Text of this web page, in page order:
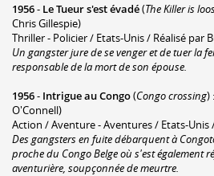
1956- Le Tueur s'est évadé(The Killer is
Chris Gillespie)
Thriller - Policier / Etats-Unis / Réalisé par
Un gangster jure de se venger et de tuer la
responsable de la mort de son épouse.
1956- Intrigue au Congo(Congo crossing)
O'Connell)
Action / Aventure - Aventures / Etats-Unis
Des gangsters en fuite débarquent à
proche du Congo Belge où s'est également
aventurière, soupçonnée de meurtre.